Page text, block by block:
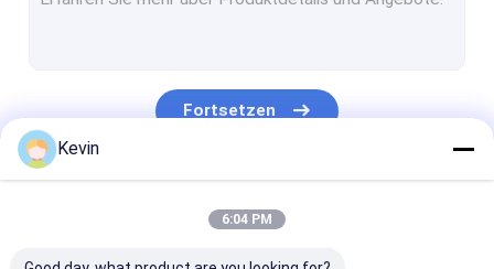
Fortsetzen
Kevin
6:04 PM